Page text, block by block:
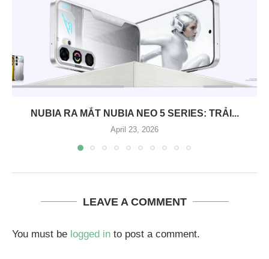
NUBIA RA MẮT NUBIA NEO 5 SERIES: TRẢI...
April 23, 2026
LEAVE A COMMENT
You must be logged in to post a comment.